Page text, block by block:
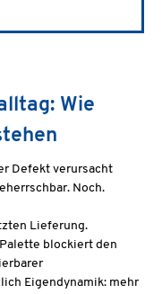
Wie
Defekt verursacht
Noch.
Lieferung.
blockiert den
Eigendynamik: mehr